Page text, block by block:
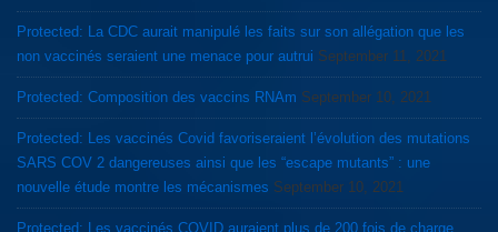
Protected: La CDC aurait manipulé les faits sur son allégation que les
non vaccinés seraient une menace pour autrui September 11, 2021
Protected: Composition des vaccins RNAm September 10, 2021
Protected: Les vaccinés Covid favoriseraient l’évolution des mutations
SARS COV 2 dangereuses ainsi que les “escape mutants” : une
nouvelle étude montre les mécanismes September 10, 2021
Protected: Les vaccinés COVID auraient plus de 200 fois de charge